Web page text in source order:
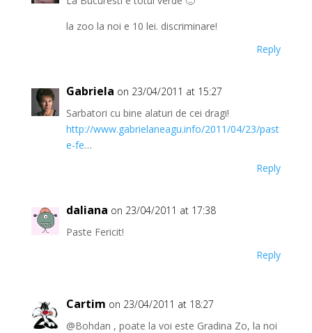
la zoo la noi e 10 lei. discriminare!
Reply
Gabriela on 23/04/2011 at 15:27
Sarbatori cu bine alaturi de cei dragi!
http://www.gabrielaneagu.info/2011/04/23/past
e-fe…
Reply
daliana on 23/04/2011 at 17:38
Paste Fericit!
Reply
Cartim on 23/04/2011 at 18:27
@Bohdan , poate la voi este Gradina Zo, la noi